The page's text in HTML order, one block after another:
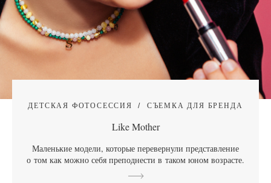
ДЕТСКАЯ ФОТОСЕССИЯ СЪЕМКА ДЛЯ БРЕНДА
Like Mother
Маленькие модели, которые перевернули представление
о том как можно себя преподнести в таком юном возрасте.